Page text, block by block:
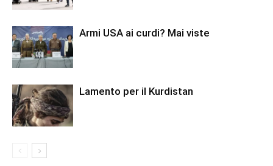
Armi USA ai curdi? Mai viste
Lamento per il Kurdistan